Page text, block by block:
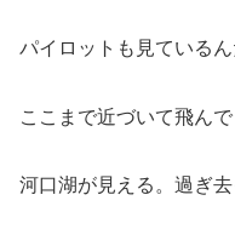
パイロットも見ているん
ここまで近づいて飛ん
河口湖が見える。過ぎ